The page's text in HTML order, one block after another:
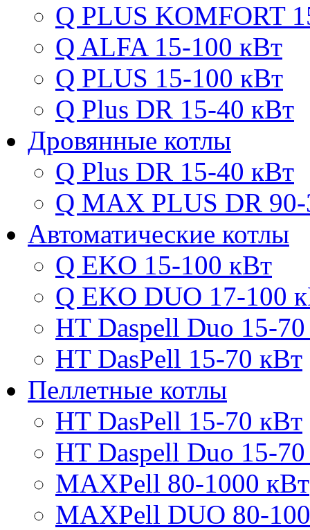
Q PLUS KOMFORT
Q ALFA 15-100 кВт
Q PLUS 15-100 кВт
Q Plus DR 15-40 кВт
Дровянные котлы
Q Plus DR 15-40 кВт
Q MAX PLUS DR
Автоматические котлы
Q EKO 15-100 кВт
Q EKO DUO 17-100
HT Daspell Duo 15-
HT DasPell 15-70 кВт
Пеллетные котлы
HT DasPell 15-70 кВт
HT Daspell Duo 15-
MAXPell 80-1000 кВт
MAXPell DUO 80-